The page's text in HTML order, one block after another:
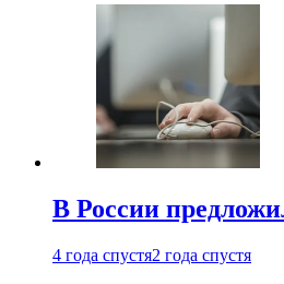
В России
4 года спустя2 года спустя